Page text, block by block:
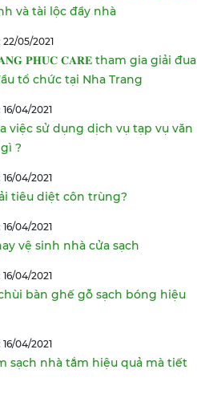
và tài lộc đầy nhà
05/2021
𝐏𝐇𝐔𝐂 𝐂𝐀𝐑𝐄 tham gia giải đua
tổ chức tại Nha Trang
04/2021
việc sử dụng dịch vụ tạp vụ văn
?
04/2021
tiêu diệt côn trùng?
04/2021
vệ sinh nhà cửa sạch
04/2021
bàn ghế gỗ sạch bóng hiệu
04/2021
sạch nhà tắm hiệu quả mà tiết